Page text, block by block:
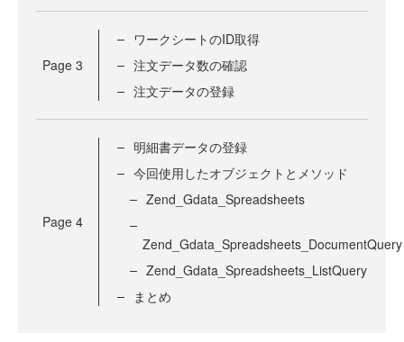
Page 3
ワークシートのID取得
注文データ数の確認
注文データの登録
Page 4
明細書データの登録
今回使用したオブジェクトとメソッド
Zend_Gdata_Spreadsheets
Zend_Gdata_Spreadsheets_DocumentQuery
Zend_Gdata_Spreadsheets_ListQuery
まとめ